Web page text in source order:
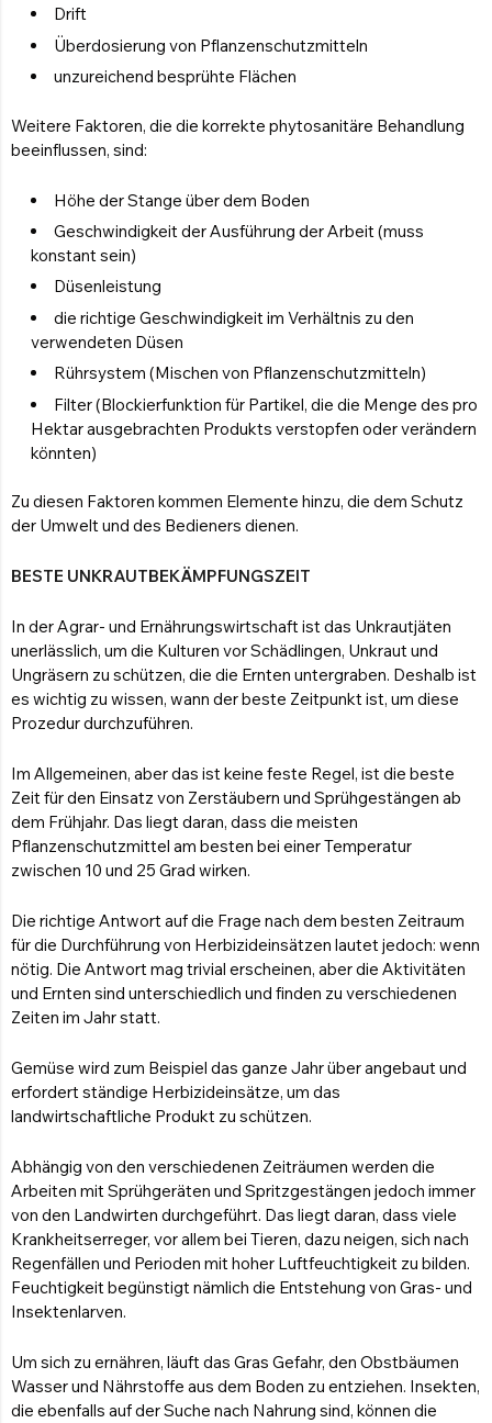
Drift
Überdosierung von Pflanzenschutzmitteln
unzureichend besprühte Flächen
Weitere Faktoren, die die korrekte phytosanitäre Behandlung
beeinflussen, sind:
Höhe der Stange über dem Boden
Geschwindigkeit der Ausführung der Arbeit (muss
konstant sein)
Düsenleistung
die richtige Geschwindigkeit im Verhältnis zu den
verwendeten Düsen
Rührsystem (Mischen von Pflanzenschutzmitteln)
Filter (Blockierfunktion für Partikel, die die Menge des pro
Hektar ausgebrachten Produkts verstopfen oder verändern
könnten)
Zu diesen Faktoren kommen Elemente hinzu, die dem Schutz
der Umwelt und des Bedieners dienen.
BESTE UNKRAUTBEKÄMPFUNGSZEIT
In der Agrar- und Ernährungswirtschaft ist das Unkrautjäten
unerlässlich, um die Kulturen vor Schädlingen, Unkraut und
Ungräsern zu schützen, die die Ernten untergraben. Deshalb ist
es wichtig zu wissen, wann der beste Zeitpunkt ist, um diese
Prozedur durchzuführen.
Im Allgemeinen, aber das ist keine feste Regel, ist die beste
Zeit für den Einsatz von Zerstäubern und Sprühgestängen ab
dem Frühjahr. Das liegt daran, dass die meisten
Pflanzenschutzmittel am besten bei einer Temperatur
zwischen 10 und 25 Grad wirken.
Die richtige Antwort auf die Frage nach dem besten Zeitraum
für die Durchführung von Herbizideinsätzen lautet jedoch: wenn
nötig. Die Antwort mag trivial erscheinen, aber die Aktivitäten
und Ernten sind unterschiedlich und finden zu verschiedenen
Zeiten im Jahr statt.
Gemüse wird zum Beispiel das ganze Jahr über angebaut und
erfordert ständige Herbizideinsätze, um das
landwirtschaftliche Produkt zu schützen.
Abhängig von den verschiedenen Zeiträumen werden die
Arbeiten mit Sprühgeräten und Spritzgestängen jedoch immer
von den Landwirten durchgeführt. Das liegt daran, dass viele
Krankheitserreger, vor allem bei Tieren, dazu neigen, sich nach
Regenfällen und Perioden mit hoher Luftfeuchtigkeit zu bilden.
Feuchtigkeit begünstigt nämlich die Entstehung von Gras- und
Insektenlarven.
Um sich zu ernähren, läuft das Gras Gefahr, den Obstbäumen
Wasser und Nährstoffe aus dem Boden zu entziehen. Insekten,
die ebenfalls auf der Suche nach Nahrung sind, können die